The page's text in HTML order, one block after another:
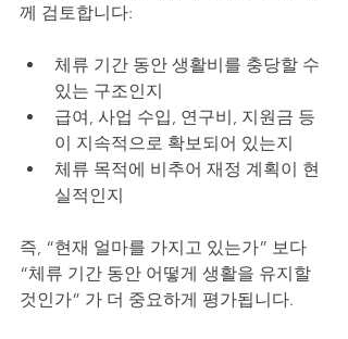
께 검토합니다:
체류 기간 동안 생활비를 충당할 수
있는 구조인지
급여, 사업 수입, 연구비, 지원금 등
이 지속적으로 확보되어 있는지
체류 목적에 비추어 재정 계획이 현
실적인지
즉, “현재 얼마를 가지고 있는가” 보다
“체류 기간 동안 어떻게 생활을 유지할
것인가” 가 더 중요하게 평가됩니다.